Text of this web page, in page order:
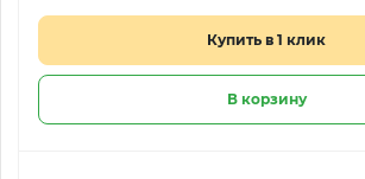
Купить в 1 клик
В корзину